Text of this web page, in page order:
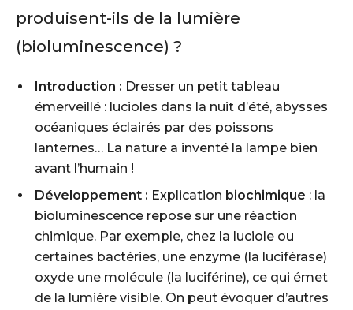
produisent-ils de la lumière
(bioluminescence) ?
Introduction : Dresser un petit tableau
émerveillé : lucioles dans la nuit d’été, abysses
océaniques éclairés par des poissons
lanternes… La nature a inventé la lampe bien
avant l’humain !
Développement : Explication biochimique : la
bioluminescence repose sur une réaction
chimique. Par exemple, chez la luciole ou
certaines bactéries, une enzyme (la luciférase)
oxyde une molécule (la luciférine), ce qui émet
de la lumière visible. On peut évoquer d’autres